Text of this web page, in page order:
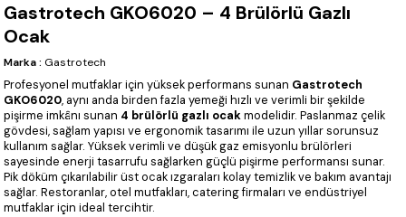
Gastrotech GKO6020 – 4 Brülörlü Gazlı
Ocak
Marka : Gastrotech
Profesyonel mutfaklar için yüksek performans sunan Gastrotech
GKO6020, aynı anda birden fazla yemeği hızlı ve verimli bir şekilde
pişirme imkânı sunan 4 brülörlü gazlı ocakmodelidir. Paslanmaz çelik
gövdesi, sağlam yapısı ve ergonomik tasarımı ile uzun yıllar sorunsuz
kullanım sağlar. Yüksek verimli ve düşük gaz emisyonlu brülörleri
sayesinde enerji tasarrufu sağlarken güçlü pişirme performansı sunar.
Pik döküm çıkarılabilir üst ocak ızgaraları kolay temizlik ve bakım avantajı
sağlar. Restoranlar, otel mutfakları, catering firmaları ve endüstriyel
mutfaklar için ideal tercihtir.